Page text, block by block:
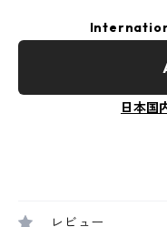
日本国
レビュー